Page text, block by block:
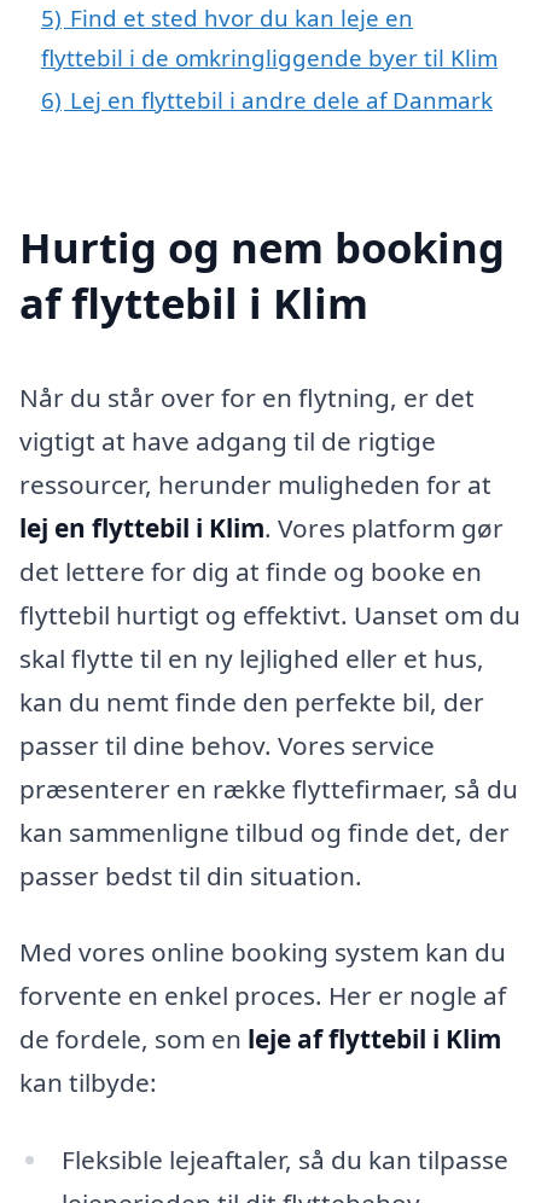
5) Find et sted hvor du kan leje en
flyttebil i de omkringliggende byer til Klim
6) Lej en flyttebil i andre dele af Danmark
Hurtig og nem booking
af flyttebil i Klim
Når du står over for en flytning, er det
vigtigt at have adgang til de rigtige
ressourcer, herunder muligheden for at
lej en flyttebil i Klim. Vores platform gør
det lettere for dig at finde og booke en
flyttebil hurtigt og effektivt. Uanset om du
skal flytte til en ny lejlighed eller et hus,
kan du nemt finde den perfekte bil, der
passer til dine behov. Vores service
præsenterer en række flyttefirmaer, så du
kan sammenligne tilbud og finde det, der
passer bedst til din situation.
Med vores online booking system kan du
forvente en enkel proces. Her er nogle af
de fordele, som en leje af flyttebil i Klim
kan tilbyde:
Fleksible lejeaftaler, så du kan tilpasse